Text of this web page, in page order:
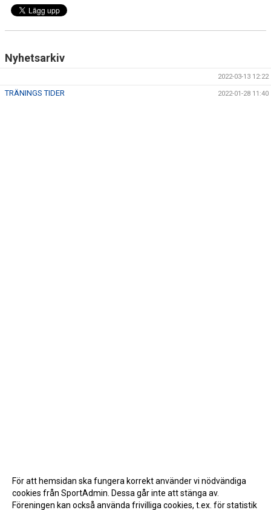
KONTAKT
Nyhetsarkiv
2022-03-13 12:22
TRÄNINGS TIDER 2022-01-28 11:40
För att hemsidan ska fungera korrekt använder vi nödvändiga
cookies från SportAdmin. Dessa går inte att stänga av.
Föreningen kan också använda frivilliga cookies, t.ex. för statistik